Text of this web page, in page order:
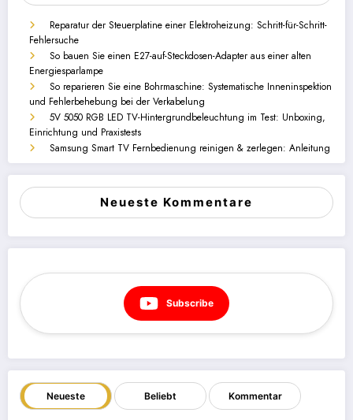
Reparatur der Steuerplatine einer Elektroheizung: Schritt-für-Schritt-
Fehlersuche
So bauen Sie einen E27-auf-Steckdosen-Adapter aus einer alten
Energiesparlampe
So reparieren Sie eine Bohrmaschine: Systematische Inneninspektion
und Fehlerbehebung bei der Verkabelung
5V 5050 RGB LED TV-Hintergrundbeleuchtung im Test: Unboxing,
Einrichtung und Praxistests
Samsung Smart TV Fernbedienung reinigen & zerlegen: Anleitung
Neueste Kommentare
Subscribe
Neueste Beliebt Kommentar